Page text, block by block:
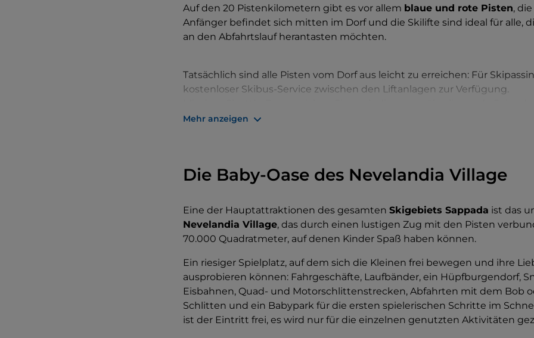
Auf den 20 Pistenkilometern gibt es vor allem blaue und rote Pisten,
Anfänger befindet sich mitten im Dorf und die Skilifte sind ideal für alle,
an den Abfahrtslauf herantasten möchten.
Tatsächlich sind alle Pisten vom Dorf aus leicht zu erreichen: Für
kostenloser Skibus-Service zwischen den Liftanlagen zur Verfügung.
Sappada 2000, ein immer sonniges und landschaftlich reizvolles
Mehr anzeigen
Die Baby-Oase des Nevelandia Village
Eine der Hauptattraktionen des gesamten Skigebiets Sappada ist das
Nevelandia Village, das durch einen lustigen Zug mit den Pisten
70.000 Quadratmeter, auf denen Kinder Spaß haben können.
Ein riesiger Spielplatz, auf dem sich die Kleinen frei bewegen und ihre
ausprobieren können: Fahrgeschäfte, Laufbänder, ein Hüpfburgendorf,
Eisbahnen, Quad- und Motorschlittenstrecken, Abfahrten mit dem Bob
Schlitten und ein Babypark für die ersten spielerischen Schritte im
ist der Eintritt frei, es wird nur für die einzelnen genutzten Aktivitäten